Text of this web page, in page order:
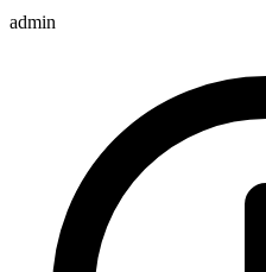
admin